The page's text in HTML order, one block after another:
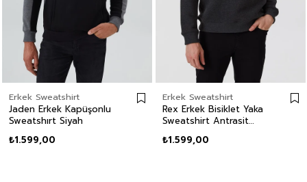
Erkek Sweatshirt
Jaden Erkek Kapüşonlu
Sweatshırt Siyah
₺1.599,00
Erkek Sweatshirt
Rex Erkek Bisiklet Yaka
Sweatshirt Antrasit
₺1.599,00